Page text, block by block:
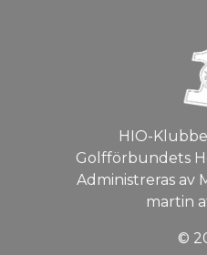
HIO-
Golfförbundets
Administreras av
martin
©